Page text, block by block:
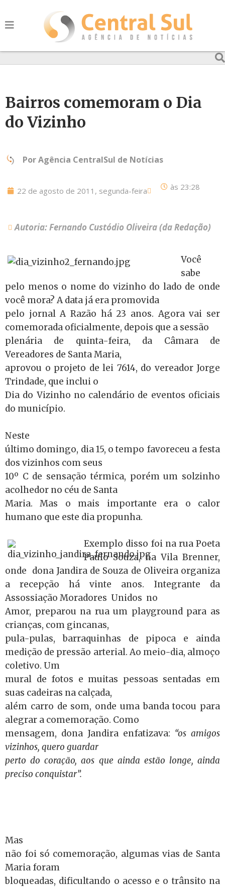
Bairros comemoram o Dia
do Vizinho
PorAgência CentralSul de Notícias
22 de agosto de 2011, segunda-feira às 23:28
Autoria: Fernando Custódio Oliveira (da Redação)
Você
sabe
pelo menos o nome do vizinho do lado de onde
você mora? A data já era promovida
pelo jornal A Razão há 23 anos. Agora vai ser
comemorada oficialmente, depois que a sessão
plenária de quinta-feira, da Câmara de
Vereadores de Santa Maria,
aprovou o projeto de lei 7614, do vereador Jorge
Trindade, que inclui o
Dia do Vizinho no calendário de eventos oficiais
do município.
Neste
último domingo, dia 15, o tempo favoreceu a festa
dos vizinhos com seus
10º C de sensação térmica, porém um solzinho
acolhedor no céu de Santa
Maria. Mas o mais importante era o calor
humano que este dia propunha.
Exemplo disso foi na rua Poeta
Paulo Souza, na Vila Brenner,
onde dona Jandira de Souza de Oliveira organiza
a recepção há vinte anos. Integrante da
Assossiação Moradores Unidos no
Amor, preparou na rua um playground para as
crianças, com gincanas,
pula-pulas, barraquinhas de pipoca e ainda
medição de pressão arterial. Ao meio-dia, almoço
coletivo. Um
mural de fotos e muitas pessoas sentadas em
suas cadeiras na calçada,
além carro de som, onde uma banda tocou para
alegrar a comemoração. Como
mensagem, dona Jandira enfatizava: “os amigos
vizinhos, quero guardar
perto do coração,aos que ainda estão longe, ainda
preciso conquistar”.
Mas
não foi só comemoração, algumas vias de Santa
Maria foram
bloqueadas, dificultando o acesso e o trânsito na